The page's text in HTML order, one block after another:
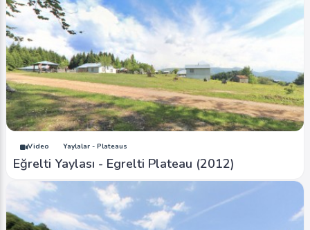
Video Yaylalar - Plateaus
Eğrelti Yaylası - Egrelti Plateau (2012)